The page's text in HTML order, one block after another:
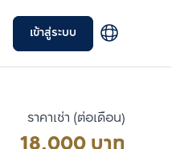
เข้าสู่ระบบ
ราคาเช่า (ต่อเดือน)